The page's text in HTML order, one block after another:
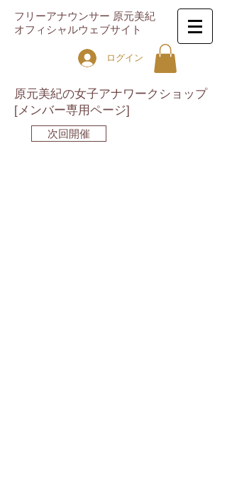
フリーアナウンサー 原元美紀
オフィシャルウェブサイト
ログイン
原元美紀の女子アナワークショップ
[メンバー専用ページ]
次回開催